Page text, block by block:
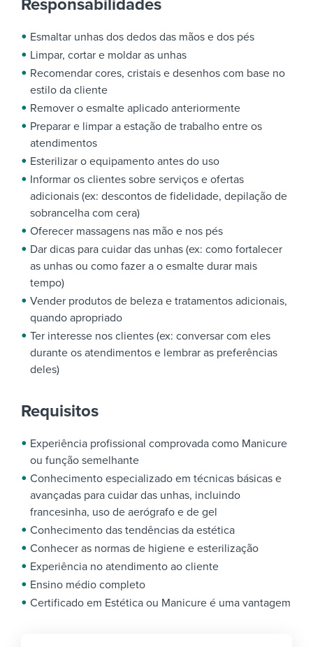
Responsabilidades
Esmaltar unhas dos dedos das mãos e dos pés
Limpar, cortar e moldar as unhas
Recomendar cores, cristais e desenhos com base no
estilo da cliente
Remover o esmalte aplicado anteriormente
Preparar e limpar a estação de trabalho entre os
atendimentos
Esterilizar o equipamento antes do uso
Informar os clientes sobre serviços e ofertas
adicionais (ex: descontos de fidelidade, depilação de
sobrancelha com cera)
Oferecer massagens nas mão e nos pés
Dar dicas para cuidar das unhas (ex: como fortalecer
as unhas ou como fazer a o esmalte durar mais
tempo)
Vender produtos de beleza e tratamentos adicionais,
quando apropriado
Ter interesse nos clientes (ex: conversar com eles
durante os atendimentos e lembrar as preferências
deles)
Requisitos
Experiência profissional comprovada como Manicure
ou função semelhante
Conhecimento especializado em técnicas básicas e
avançadas para cuidar das unhas, incluindo
francesinha, uso de aerógrafo e de gel
Conhecimento das tendências da estética
Conhecer as normas de higiene e esterilização
Experiência no atendimento ao cliente
Ensino médio completo
Certificado em Estética ou Manicure é uma vantagem